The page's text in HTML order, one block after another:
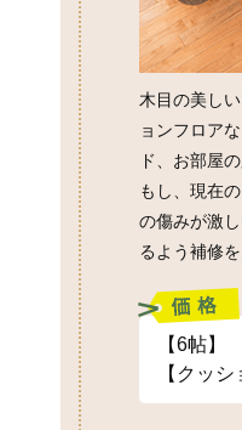
木目の美し
ョンフロア
ド、お部屋
もし、現在
の傷みが激
るよう補修
【6帖
【クッ